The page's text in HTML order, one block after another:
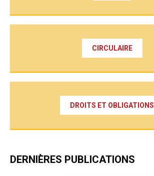
CIRCULAIRE
DROITS ET OBLIGATIONS
DERNIÈRES PUBLICATIONS